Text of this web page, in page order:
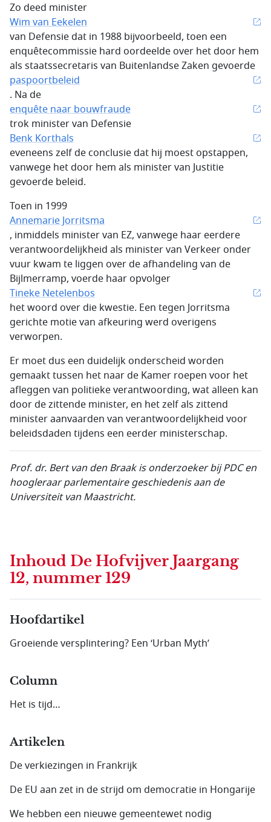
Zo deed minister
Wim van Eekelen
van Defensie dat in 1988 bijvoorbeeld, toen een
enquêtecommissie hard oordeelde over het door hem
als staatssecretaris van Buitenlandse Zaken gevoerde
paspoortbeleid
. Na de
enquête naar bouwfraude
trok minister van Defensie
Benk Korthals
eveneens zelf de conclusie dat hij moest opstappen,
vanwege het door hem als minister van Justitie
gevoerde beleid.
Toen in 1999
Annemarie Jorritsma
, inmiddels minister van EZ, vanwege haar eerdere
verantwoordelijkheid als minister van Verkeer onder
vuur kwam te liggen over de afhandeling van de
Bijlmerramp, voerde haar opvolger
Tineke Netelenbos
het woord over die kwestie. Een tegen Jorritsma
gerichte motie van afkeuring werd overigens
verworpen.
Er moet dus een duidelijk onderscheid worden
gemaakt tussen het naar de Kamer roepen voor het
afleggen van politieke verantwoording, wat alleen kan
door de zittende minister, en het zelf als zittend
minister aanvaarden van verantwoordelijkheid voor
beleidsdaden tijdens een eerder ministerschap.
Prof. dr. Bert van den Braak is onderzoeker bij PDC en
hoogleraar parlementaire geschiedenis aan de
Universiteit van Maastricht.
Inhoud De Hofvijver Jaargang
12, nummer 129
Hoofdartikel
Groeiende versplintering? Een ‘Urban Myth’
Column
Het is tijd…
Artikelen
De verkiezingen in Frankrijk
De EU aan zet in de strijd om democratie in Hongarije
We hebben een nieuwe gemeentewet nodig